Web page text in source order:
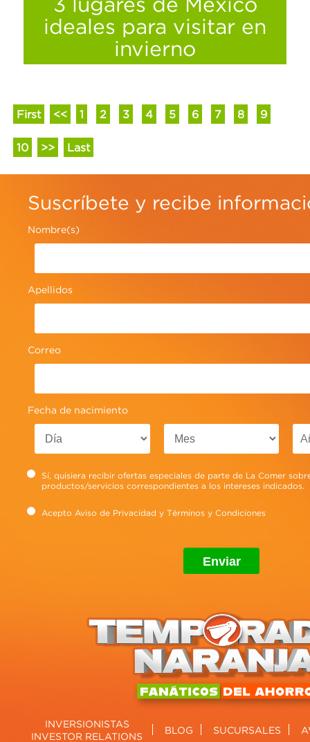
ideales para visitar en
invierno
Disfruta la belleza que nos rodea
First << 1 2 3 4 5 6 7 8 9
10 >> Last
Suscríbete y recibe
Nombre(s)
Apellidos
Correo
Fecha de nacimiento
Sí, quisiera recibir ofertas especiales de parte de La Comer
productos/servicios correspondientes a los intereses indicados.
Acepto Aviso de Privacidad y Términos y Condiciones
INVERSIONISTAS
INVESTOR RELATIONS
BLOG SUCURSALES